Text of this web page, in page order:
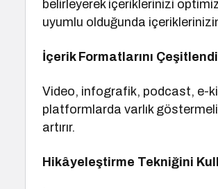
belirleyerek içeriklerinizi
uyumlu olduğunda
İçerik Formatlarını
Video, infografik, podcast, e-
platformlarda varlık
artırır.
Hikâyeleştirme Tekniğini